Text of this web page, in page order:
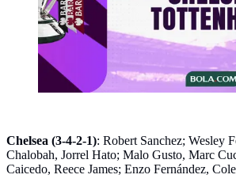
Chelsea (3-4-2-1): Robert Sanchez; Wesley
Chalobah, Jorrel Hato; Malo Gusto, Marc
Caicedo, Reece James; Enzo Fernández,